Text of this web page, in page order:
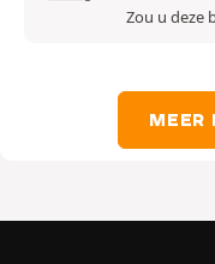
Zou u deze
MEER